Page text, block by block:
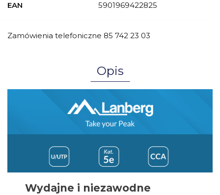
EAN 5901969422825
Zamówienia telefoniczne 85 742 23 03
Opis
Wydajne i niezawodne